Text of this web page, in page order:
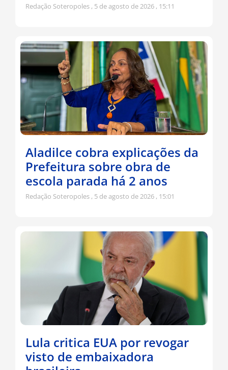
Redação Soteropoles 5 de agosto de 2026 15:11
Aladilce cobra explicações da
Prefeitura sobre obra de
escola parada há 2 anos
Redação Soteropoles 5 de agosto de 2026 15:01
Lula critica EUA por revogar
visto de embaixadora